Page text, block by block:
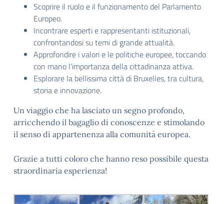
Scoprire il ruolo e il funzionamento del Parlamento
Europeo.
Incontrare esperti e rappresentanti istituzionali,
confrontandosi su temi di grande attualità.
Approfondire i valori e le politiche europee, toccando
con mano l’importanza della cittadinanza attiva.
Esplorare la bellissima città di Bruxelles, tra cultura,
storia e innovazione.
Un viaggio che ha lasciato un segno profondo,
arricchendo il bagaglio di conoscenze e stimolando
il senso di appartenenza alla comunità europea.
Grazie a tutti coloro che hanno reso possibile questa
straordinaria esperienza!